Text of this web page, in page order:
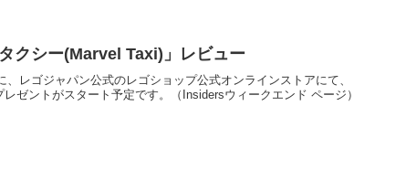
クシー(Marvel Taxi)」レビュー
レゴジャパン公式のレゴショップ公式オンラインストアにて、
レゼントがスタート予定です。（Insidersウィークエンド ページ）